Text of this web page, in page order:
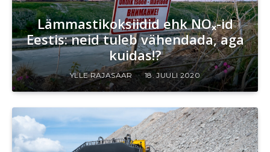
Lämmastikoksiidid ehk NOₓ-id
Eestis: neid tuleb vähendada, aga
kuidas!?
YLLE RAJASAAR 18. JUULI 2020